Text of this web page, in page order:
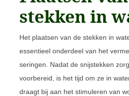
stekken in
Het plaatsen van de stekken in
essentieel onderdeel van het
seringen. Nadat de snijstekken
voorbereid, is het tijd om ze in
draagt bij aan het stimuleren van